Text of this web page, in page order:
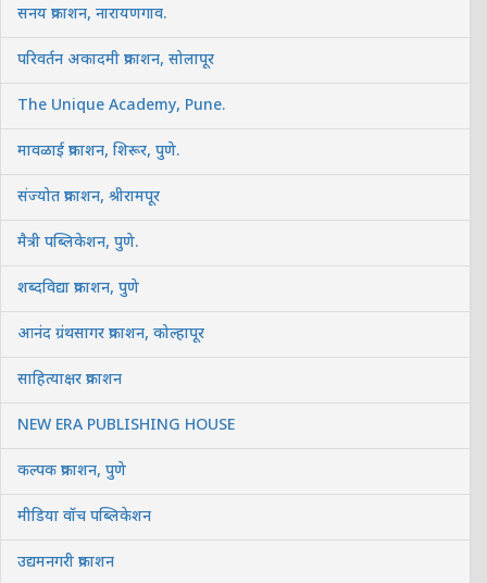
सनय प्रकाशन, नारायणगाव.
परिवर्तन अकादमी प्रकाशन, सोलापूर
The Unique Academy, Pune.
मावळाई प्रकाशन, शिरूर, पुणे.
संज्योत प्रकाशन, श्रीरामपूर
मैत्री पब्लिकेशन, पुणे.
शब्दविद्या प्रकाशन, पुणे
आनंद ग्रंथसागर प्रकाशन, कोल्हापूर
साहित्याक्षर प्रकाशन
NEW ERA PUBLISHING HOUSE
कल्पक प्रकाशन, पुणे
मीडिया वॉच पब्लिकेशन
उद्यमनगरी प्रकाशन